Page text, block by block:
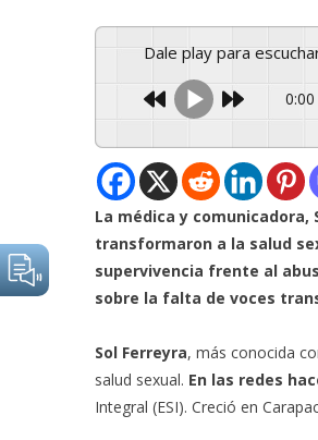
Dale play para
0:00
La médica y
transformaron a la salud
supervivencia frente al
sobre la falta de voces
Sol Ferreyra, más conocida
salud sexual. En las redes
Integral (ESI). Creció en